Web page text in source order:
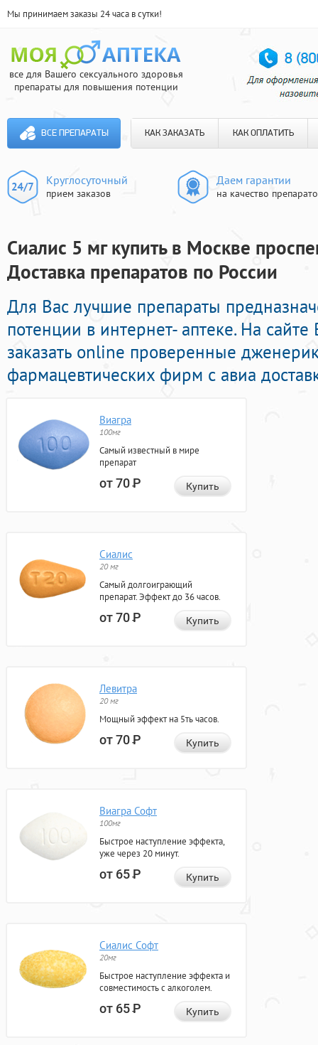
Мы принимаем заказы 24 часа в сутки!
все для Вашего сексуального здоровья
препараты для повышения потенции
ВСЕ ПРЕПАРАТЫ КАК ЗАКАЗАТЬ КАК ОПЛАТИТЬ
Круглосуточный
прием заказов
Даем гарантии
на качество
Сиалис 5 мг купить в Москве
Доставка препаратов по России
Для Вас лучшие препараты
потенции в интернет- аптеке. На
заказать online проверенные
фармацевтических фирм с авиа
Виагра
100мг
Самый известный в мире
препарат
от 70Р Купить
Сиалис
20 мг
Самый долгоиграющий
препарат. Эффект до 36 часов.
от 70Р Купить
Левитра
20 мг
Мощный эффект на 5ть часов.
от 70Р Купить
Виагра Софт
100мг
Быстрое наступление эффекта,
уже через 20 минут.
от 65Р Купить
Сиалис Софт
20мг
Быстрое наступление эффекта и
совместимость с алкоголем.
от 65Р Купить